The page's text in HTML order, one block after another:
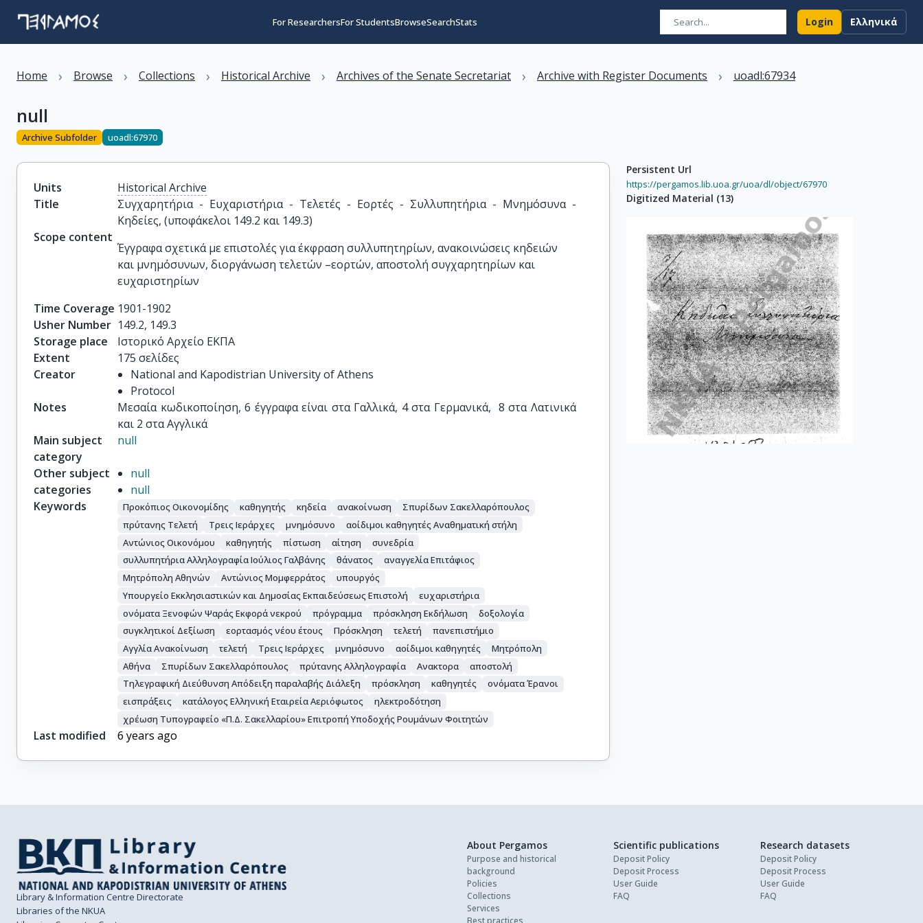
For ResearchersFor StudentsBrowseSearchStats Login Ελληνικά
Home › Browse › Collections › Historical Archive › Archives of the Senate Secretariat › Archive with Register Documents › uoadl:67934
null
Archive Subfolder uoadl:67970
Units
Historical Archive
Title
Συγχαρητήρια - Ευχαριστήρια - Τελετές - Εορτές - Συλλυπητήρια - Μνημόσυνα -
Κηδείες, (υποφάκελοι 149.2 και 149.3)
Scope content
Έγγραφα σχετικά με επιστολές για έκφραση συλλυπητηρίων, ανακοινώσεις κηδειών
και μνημόσυνων, διοργάνωση τελετών –εορτών, αποστολή συγχαρητηρίων και
ευχαριστηρίων
Time Coverage 1901-1902
Usher Number 149.2, 149.3
Storage place
Ιστορικό Αρχείο ΕΚΠΑ
Extent
175 σελίδες
Creator
National and Kapodistrian University of Athens
Protocol
Notes
Μεσαία κωδικοποίηση, 6 έγγραφα είναι στα Γαλλικά, 4 στα Γερμανικά,  8 στα Λατινικά
και 2 στα Αγγλικά
Main subject
category
null
Other subject
categories
null
null
Keywords
Προκόπιος Οικονομίδης καθηγητής κηδεία ανακοίνωση
Σπυρίδων Σακελλαρόπουλος
πρύτανης Τελετή
Τρεις Ιεράρχες μνημόσυνο
αοίδιμοι καθηγητές Αναθηματική στήλη
Αντώνιος Οικονόμου
καθηγητής πίστωση αίτηση
συνεδρία
συλλυπητήρια Αλληλογραφία Ιούλιος Γαλβάνης
θάνατος
αναγγελία Επιτάφιος
Μητρόπολη Αθηνών
Αντώνιος Μομφερράτος
υπουργός
Υπουργείο Εκκλησιαστικών και Δημοσίας Εκπαιδεύσεως Επιστολή
ευχαριστήρια
ονόματα Ξενοφών Ψαράς Εκφορά νεκρού
πρόγραμμα πρόσκληση Εκδήλωση
δοξολογία
συγκλητικοί Δεξίωση
εορτασμός νέου έτους Πρόσκληση τελετή
πανεπιστήμιο
Αγγλία Ανακοίνωση
τελετή Τρεις Ιεράρχες μνημόσυνο αοίδιμοι καθηγητές
Μητρόπολη
Αθήνα
Σπυρίδων Σακελλαρόπουλος πρύτανης Αλληλογραφία Ανακτορα
αποστολή
Τηλεγραφική Διεύθυνση Απόδειξη παραλαβής Διάλεξη
πρόσκληση καθηγητές
ονόματα Έρανοι
εισπράξεις
κατάλογος Ελληνική Εταιρεία Αεριόφωτος
ηλεκτροδότηση
χρέωση Τυπογραφείο «Π.Δ. Σακελλαρίου» Επιτροπή Υποδοχής Ρουμάνων Φοιτητών
Last modified 6 years ago
Persistent Url
https://pergamos.lib.uoa.gr/uoa/dl/object/67970
Digitized Material (13)
Library & Information Centre Directorate
Libraries of the NKUA
About Pergamos
Purpose and historical
background
Policies
Collections
Services
Scientific publications
Deposit Policy
Deposit Process
User Guide
FAQ
Research datasets
Deposit Policy
Deposit Process
User Guide
FAQ